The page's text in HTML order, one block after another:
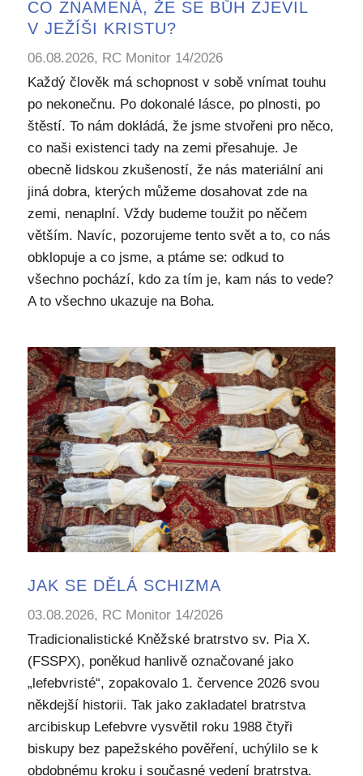
CO ZNAMENÁ, ŽE SE BŮH ZJEVIL
V JEŽÍŠI KRISTU?
06.08.2026, RC Monitor 14/2026
Každý člověk má schopnost v sobě vnímat touhu
po nekonečnu. Po dokonalé lásce, po plnosti, po
štěstí. To nám dokládá, že jsme stvořeni pro něco,
co naši existenci tady na zemi přesahuje. Je
obecně lidskou zkušeností, že nás materiální ani
jiná dobra, kterých můžeme dosahovat zde na
zemi, nenaplní. Vždy budeme toužit po něčem
větším. Navíc, pozorujeme tento svět a to, co nás
obklopuje a co jsme, a ptáme se: odkud to
všechno pochází, kdo za tím je, kam nás to vede?
A to všechno ukazuje na Boha.
JAK SE DĚLÁ SCHIZMA
03.08.2026, RC Monitor 14/2026
Tradicionalistické Kněžské bratrstvo sv. Pia X.
(FSSPX), poněkud hanlivě označované jako
„lefebvristé“, zopakovalo 1. července 2026 svou
někdejší historii. Tak jako zakladatel bratrstva
arcibiskup Lefebvre vysvětil roku 1988 čtyři
biskupy bez papežského pověření, uchýlilo se k
obdobnému kroku i současné vedení bratrstva.